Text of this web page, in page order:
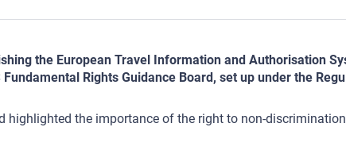
the European Travel Information and Authorisation
Rights Guidance Board, set up under the
highlighted the importance of the right to non-